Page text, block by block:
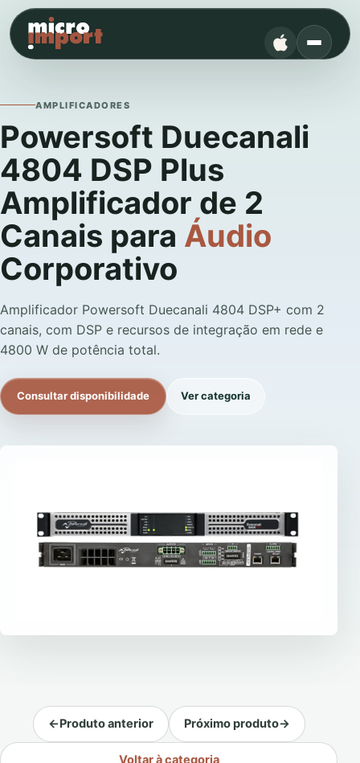
AMPLIFICADORES
Powersoft Duecanali
4804 DSP Plus
Amplificador de 2
Canais para Áudio
Corporativo
Amplificador Powersoft Duecanali 4804 DSP+ com 2
canais, com DSP e recursos de integração em rede e
4800 W de potência total.
Consultar disponibilidade Ver categoria
←Produto anterior
Voltar à categoria
Próximo produto→